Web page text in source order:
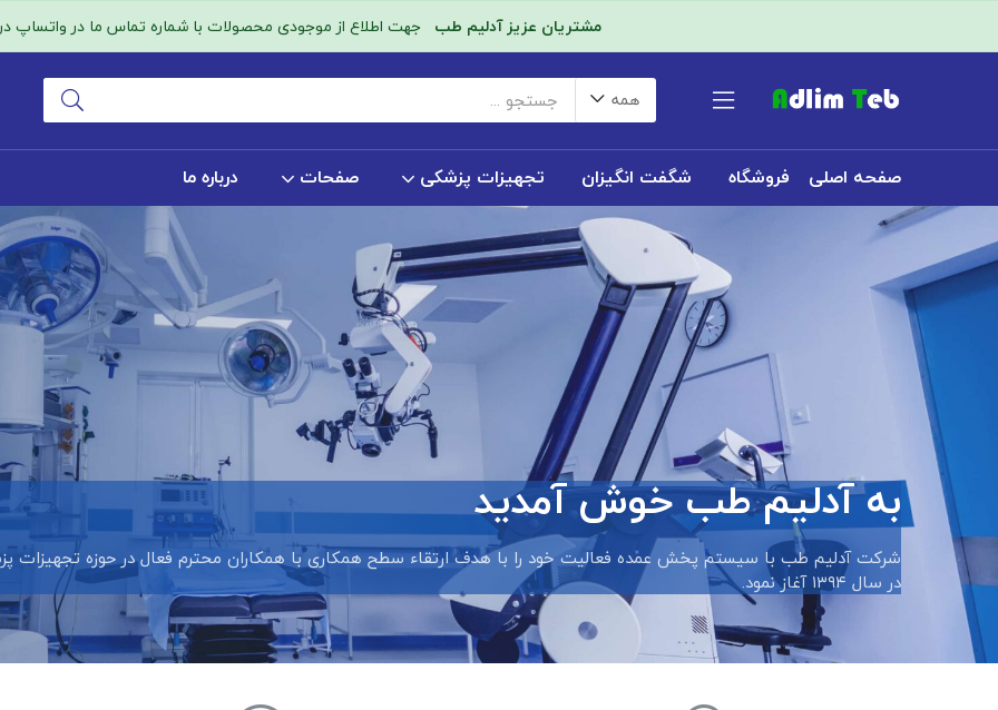
مشتریان عزیز آدلیم طب جهت اطلاع از موجودی محصولات با شماره تماس ما در واتساپ در
همه
صفحه اصلی فروشگاه شگفت انگیزان تجهیزات پزشکی صفحات درباره ما
تماس با ما
به آدلیم طب خوش آمدید
شرکت آدلیم طب با سیستم پخش عمده فعالیت خود را با هدف ارتقاء سطح همکاری با همکاران محترم فعال در حوزه تجهیزات
در سال ۱۳۹۴ آغاز نمود.